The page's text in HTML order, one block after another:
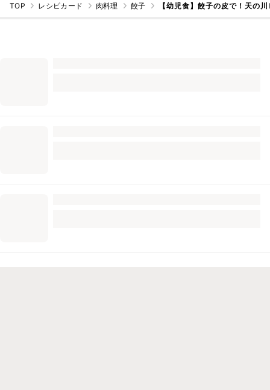
TOP レシピカード 肉料理 餃子 【幼児食】餃子の皮で！天の